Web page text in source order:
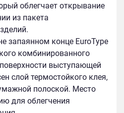
облегчает открывание
из пакета
запаянном конце EuroType
комбинированного
выступающей
слой термостойкого клея,
полоской. Место
для облегчения